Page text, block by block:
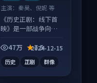
主演： 秦昊、倪妮 等
《历史正剧：线下首
映》是一部战争向电
齐全，观感爽快不拖
47万 7.5
2024-12-15
历史 正剧 群像